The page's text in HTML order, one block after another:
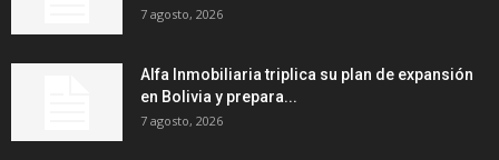
7 agosto, 2026
Alfa Inmobiliaria triplica su plan de expansión
en Bolivia y prepara...
7 agosto, 2026